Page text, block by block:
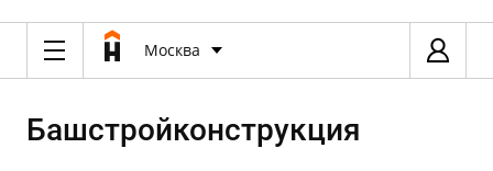
Москва
Башстройконструкция